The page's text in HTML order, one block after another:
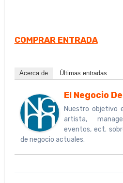
COMPRAR ENTRADA
Acerca de Últimas entradas
El Negocio
Nuestro objetivo
artista,
eventos, ect.
de negocio actuales.